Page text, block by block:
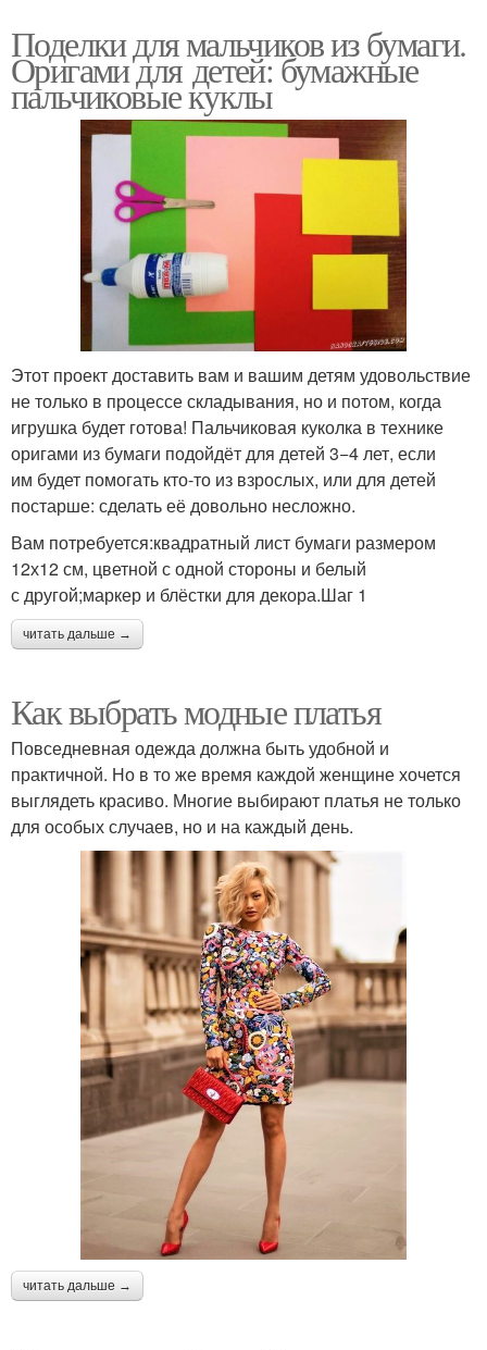
Поделки для мальчиков из бумаги.
Оригами для детей: бумажные
пальчиковые куклы
Этот проект доставить вам и вашим детям удовольствие
не только в процессе складывания, но и потом, когда
игрушка будет готова! Пальчиковая куколка в технике
оригами из бумаги подойдёт для детей 3−4 лет, если
им будет помогать кто-то из взрослых, или для детей
постарше: сделать её довольно несложно.
Вам потребуется:квадратный лист бумаги размером
12х12 см, цветной с одной стороны и белый
с другой;маркер и блёстки для декора.Шаг 1
читать дальше →
Как выбрать модные платья
Повседневная одежда должна быть удобной и
практичной. Но в то же время каждой женщине хочется
выглядеть красиво. Многие выбирают платья не только
для особых случаев, но и на каждый день.
читать дальше →